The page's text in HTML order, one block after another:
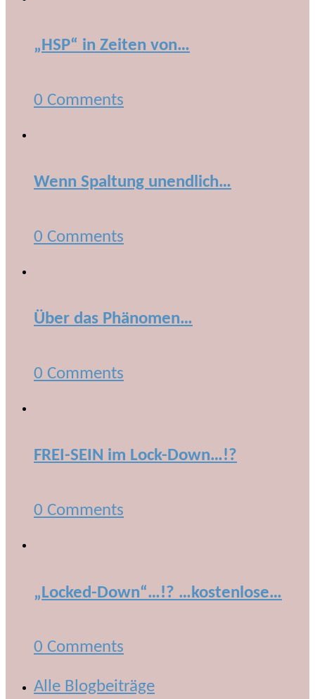
„HSP“ in Zeiten von…
0 Comments
Wenn Spaltung unendlich…
0 Comments
Über das Phänomen…
0 Comments
FREI-SEIN im Lock-Down…!?
0 Comments
„Locked-Down“…!? …kostenlose…
0 Comments
Alle Blogbeiträge